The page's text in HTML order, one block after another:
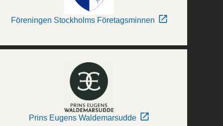
Föreningen Stockholms Företagsminnen
Prins Eugens Waldemarsudde